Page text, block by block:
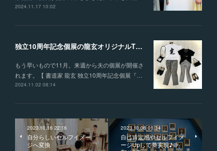
2024.11.17 10:02
独立10周年記念個展の龍玄オリジナルTシャツ（3種類）を販売
もう早いもので11月。来週から夫の個展が開催さ
れます。【 書道家 龍玄 独立10周年記念個展『…
2024.11.02 08:14
2023.10.16 22:16
自分らしいセルフイメー
ジへ変換
2023.10.06 01:34
自己肯定感やセルフイメ
ージUpして夢実現♪＠